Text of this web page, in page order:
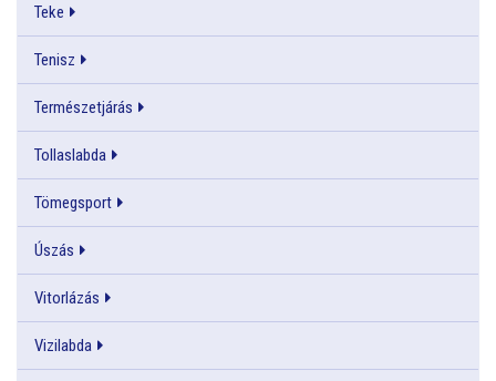
Teke
Tenisz
Természetjárás
Tollaslabda
Tömegsport
Úszás
Vitorlázás
Vizilabda